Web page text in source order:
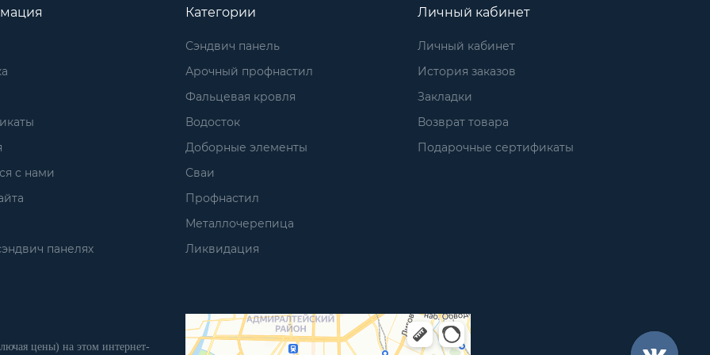
с нами
панелях
Категории
Сэндвич панель
Арочный профнастил
Фальцевая кровля
Водосток
Доборные элементы
Сваи
Профнастил
Металлочерепица
Ликвидация
Личный кабинет
Личный кабинет
История заказов
Закладки
Возврат товара
Подарочные сертификаты
цены) на этом интернет-